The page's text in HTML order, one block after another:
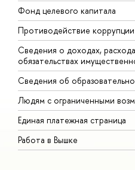
Фонд целевого капитала
Противодействие коррупции
Сведения о доходах,
обязательствах
Сведения об
Людям с ограниченными
Единая платежная страница
Работа в Вышке